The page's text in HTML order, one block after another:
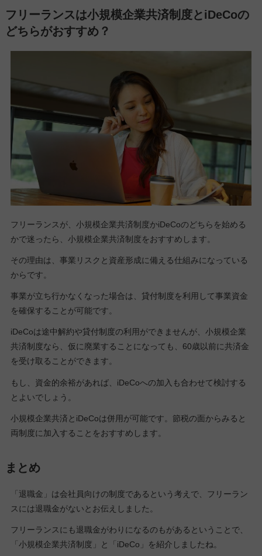
フリーランスは小規模企業共済制度とiDeCoの
どちらがおすすめ？
フリーランスが、小規模企業共済制度かiDeCoのどちらを始める
かで迷ったら、小規模企業共済制度をおすすめします。
その理由は、事業リスクと資産形成に備える仕組みになっている
からです。
事業が立ち行かなくなった場合は、貸付制度を利用して事業資金
を確保することが可能です。
iDeCoは途中解約や貸付制度の利用ができませんが、小規模企業
共済制度なら、仮に廃業することになっても、60歳以前に共済金
を受け取ることができます。
もし、資金的余裕があれば、iDeCoへの加入も合わせて検討する
とよいでしょう。
小規模企業共済とiDeCoは併用が可能です。節税の面からみると
両制度に加入することをおすすめします。
まとめ
「退職金」は会社員向けの制度であるという考えで、フリーラン
スには退職金がないとお伝えしました。
フリーランスにも退職金がわりになるのもがあるということで、
「小規模企業共済制度」と「iDeCo」を紹介しましたね。